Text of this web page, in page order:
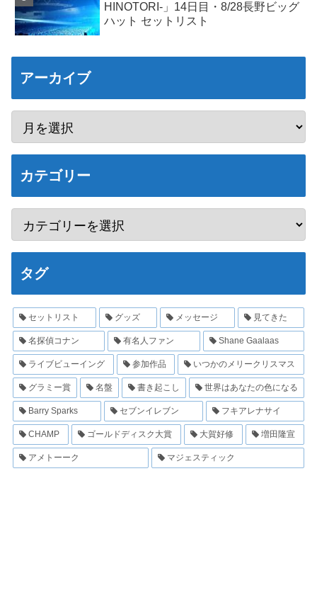
HINOTORI-」14日目・8/28長野ビッグ
ハット セットリスト
アーカイブ
カテゴリー
タグ
セットリスト グッズ メッセージ 見てきた
名探偵コナン 有名人ファン Shane Gaalaas
ライブビューイング 参加作品 いつかのメリークリスマス
グラミー賞 名盤 書き起こし 世界はあなたの色になる
Barry Sparks セブンイレブン フキアレナサイ
CHAMP ゴールドディスク大賞 大賀好修 増田隆宣
アメトーーク マジェスティック